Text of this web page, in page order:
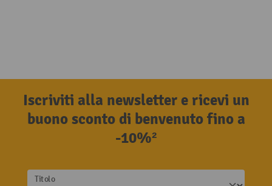
Iscriviti alla newsletter e ricevi un
buono sconto di benvenuto fino a
-10%²
Titolo